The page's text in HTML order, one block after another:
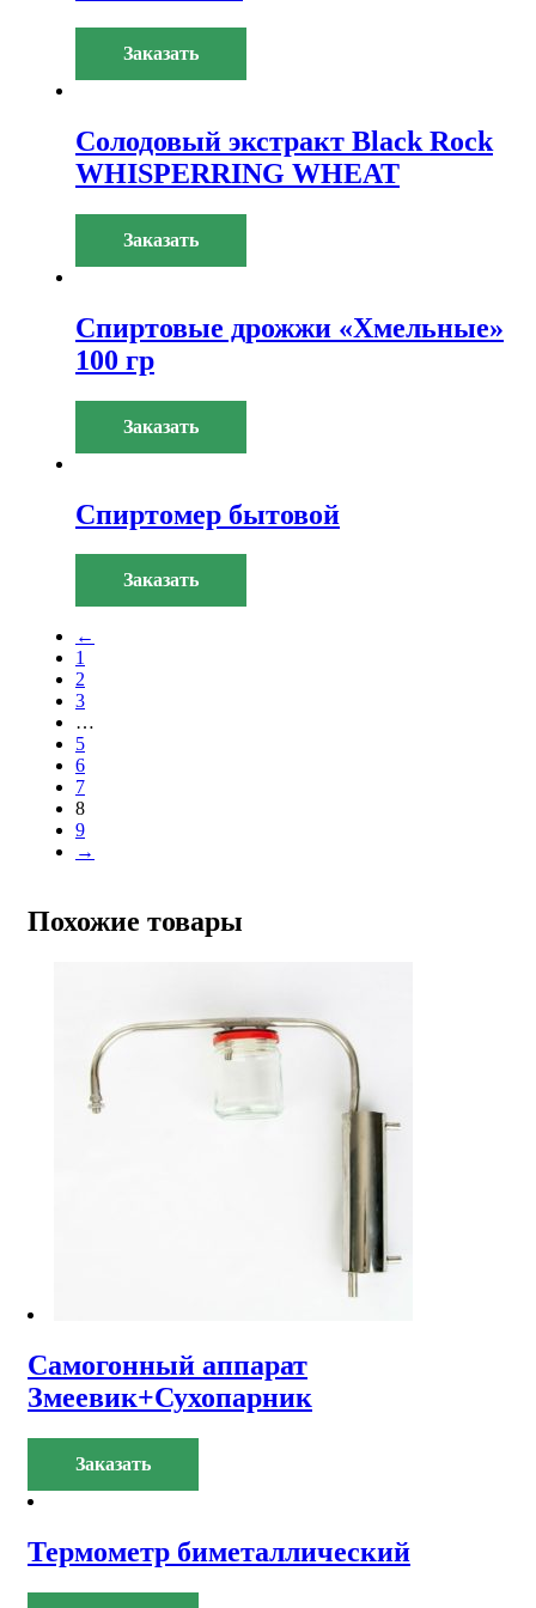
Заказать
Солодовый экстракт Black Rock
WHISPERRING WHEAT
Заказать
Спиртовые дрожжи «Хмельные»
100 гр
Заказать
Спиртомер бытовой
Заказать
←
1
2
3
…
5
6
7
8
9
→
Похожие товары
Самогонный аппарат
Змеевик+Сухопарник
Заказать
Термометр биметаллический